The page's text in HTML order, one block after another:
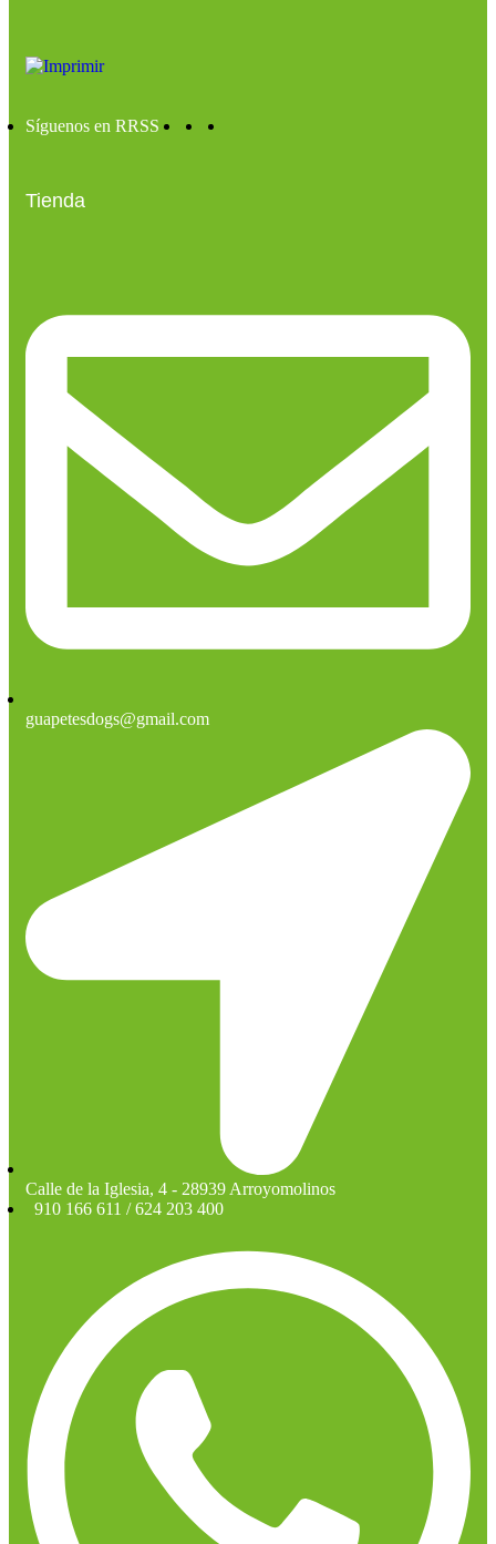
Síguenos en RRSS
Tienda
guapetesdogs@gmail.com
Calle de la Iglesia, 4 - 28939 Arroyomolinos
910 166 611 / 624 203 400